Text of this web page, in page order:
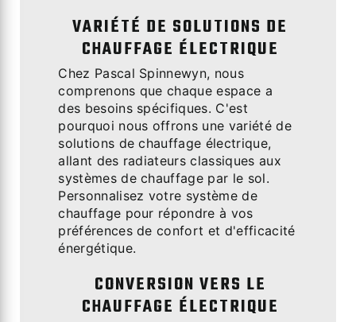
VARIÉTÉ DE SOLUTIONS DE
CHAUFFAGE ÉLECTRIQUE
Chez Pascal Spinnewyn, nous
comprenons que chaque espace a
des besoins spécifiques. C'est
pourquoi nous offrons une variété de
solutions de chauffage électrique,
allant des radiateurs classiques aux
systèmes de chauffage par le sol.
Personnalisez votre système de
chauffage pour répondre à vos
préférences de confort et d'efficacité
énergétique.
CONVERSION VERS LE
CHAUFFAGE ÉLECTRIQUE